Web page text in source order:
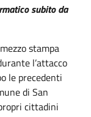
subito da
stampa
l’attacco
le precedenti
di San
cittadini